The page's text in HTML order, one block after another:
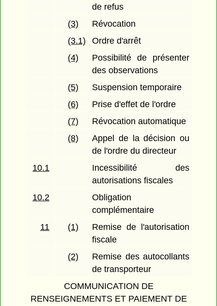
de refus
(3)
Révocation
(3.1)
Ordre d'arrêt
(4)
Possibilité de présenter
des observations
(5)
Suspension temporaire
(6)
Prise d'effet de l'ordre
(7)
Révocation automatique
(8)
Appel de la décision ou
de l'ordre du directeur
10.1
Incessibilité des
autorisations fiscales
10.2
Obligation
complémentaire
11
(1)
Remise de l'autorisation
fiscale
(2)
Remise des autocollants
de transporteur
COMMUNICATION DE
RENSEIGNEMENTS ET PAIEMENT DE